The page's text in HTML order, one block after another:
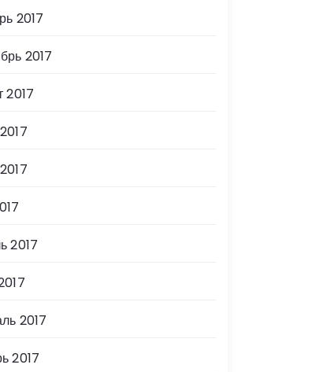
2017
2017
2017
2017
2017
2017